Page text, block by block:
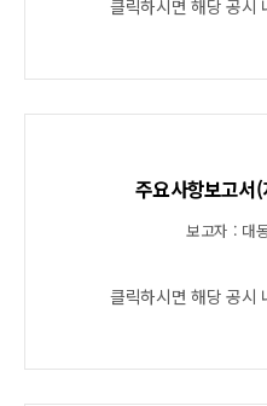
클릭하시면 해당 공시
주요사항보고서
보고자 : 대
클릭하시면 해당 공시